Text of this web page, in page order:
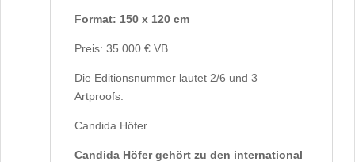
Format: 150 x 120 cm
Preis: 35.000 € VB
Die Editionsnummer lautet 2/6 und 3
Artproofs.
Candida Höfer
Candida Höfer gehört zu den international